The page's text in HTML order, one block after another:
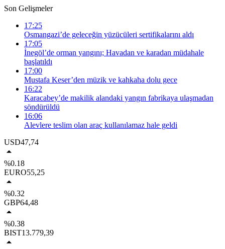
Son Gelişmeler
17:25
Osmangazi’de geleceğin yüzücüleri sertifikalarını aldı
17:05
İnegöl’de orman yangını; Havadan ve karadan müdahale
başlatıldı
17:00
Mustafa Keser’den müzik ve kahkaha dolu gece
16:22
Karacabey’de makilik alandaki yangın fabrikaya ulaşmadan
söndürüldü
16:06
Alevlere teslim olan araç kullanılamaz hale geldi
USD47,74
%0.18
EURO55,25
%0.32
GBP64,48
%0.38
BIST13.779,39